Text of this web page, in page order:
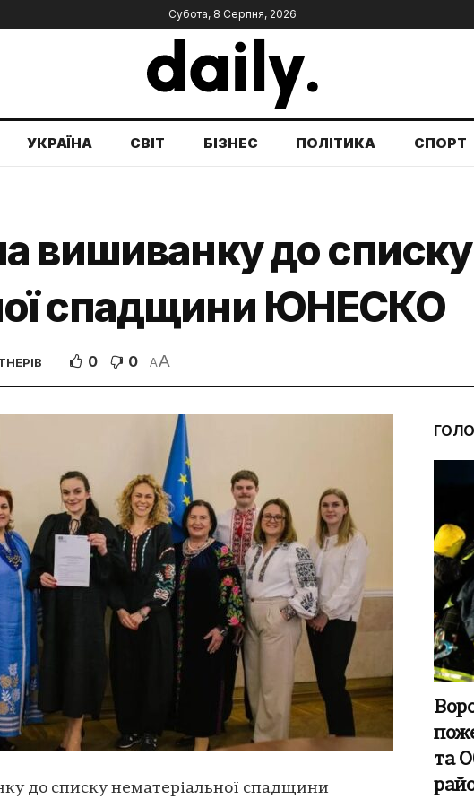
Субота, 8 Серпня, 2026
УКРАЇНА СВІТ БІЗНЕС ПОЛІТИКА СПОРТ
вишиванку до списку
спадщини ЮНЕСКО
0 0 AA
до списку нематеріальної спадщини
та